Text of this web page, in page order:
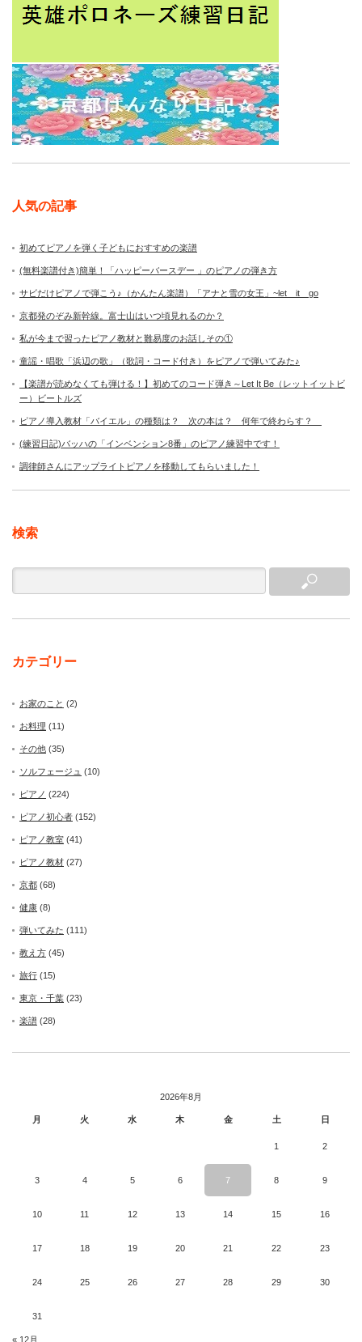
人気の記事
初めてピアノを弾く子どもにおすすめの楽譜
(無料楽譜付き)簡単！「ハッピーバースデー 」のピアノの弾き方
サビだけピアノで弾こう♪（かんたん楽譜）「アナと雪の女王」~let it go
京都発のぞみ新幹線。富士山はいつ頃見れるのか？
私が今まで習ったピアノ教材と難易度のお話しその①
童謡・唱歌「浜辺の歌」（歌詞・コード付き）をピアノで弾いてみた♪
【楽譜が読めなくても弾ける！】初めてのコード弾き～Let It Be（レットイットビ
ー）ビートルズ
ピアノ導入教材「バイエル」の種類は？ 次の本は？ 何年で終わらす？
(練習日記)バッハの「インベンション8番」のピアノ練習中です！
調律師さんにアップライトピアノを移動してもらいました！
検索
カテゴリー
お家のこと (2)
お料理 (11)
その他 (35)
ソルフェージュ (10)
ピアノ (224)
ピアノ初心者 (152)
ピアノ教室 (41)
ピアノ教材 (27)
京都 (68)
健康 (8)
弾いてみた (111)
教え方 (45)
旅行 (15)
東京・千葉 (23)
楽譜 (28)
2026年8月
月 火 水 木 金 土 日
1 2
3 4 5 6 7 8 9
10 11 12 13 14 15 16
17 18 19 20 21 22 23
24 25 26 27 28 29 30
31
« 12月